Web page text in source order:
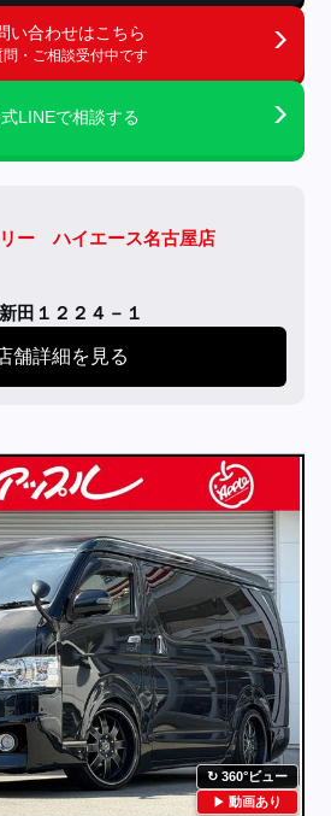
い合わせはこちら
問・ご相談受付中です
LINEで相談する
リー ハイエース名古屋店
田１２２４－１
舗詳細を見る
360°ビュー
動画あり